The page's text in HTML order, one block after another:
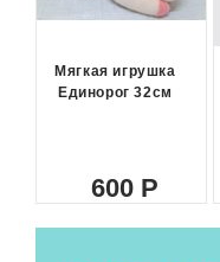
Мягкая игрушка
Единорог 32см
600